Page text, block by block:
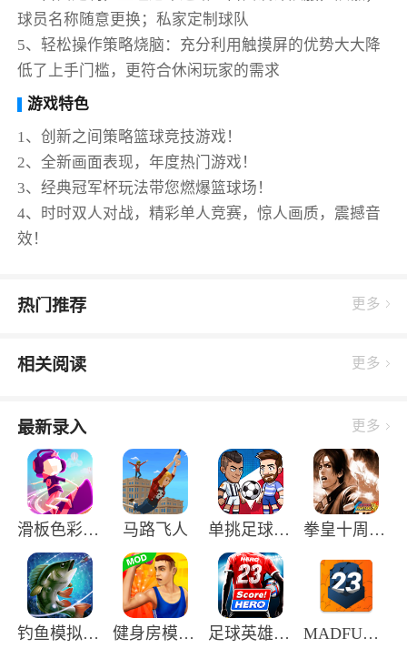
球员名称随意更换；私家定制球队
5、轻松操作策略烧脑：充分利用触摸屏的优势大大降
低了上手门槛，更符合休闲玩家的需求
游戏特色
1、创新之间策略篮球竞技游戏！
2、全新画面表现，年度热门游戏！
3、经典冠军杯玩法带您燃爆篮球场！
4、时时双人对战，精彩单人竞赛，惊人画质，震撼音
效！
热门推荐 更多
相关阅读 更多
最新录入 更多
滑板色彩冲浪中文版 马路飞人 单挑足球正版手游 拳皇十周年纪念版
钓鱼模拟器3D手机版 健身房模拟器手机版 足球英雄2中文版 MADFUT23最新版